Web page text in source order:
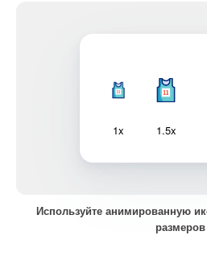
1x 1.5x
Используйте анимированную
размеров